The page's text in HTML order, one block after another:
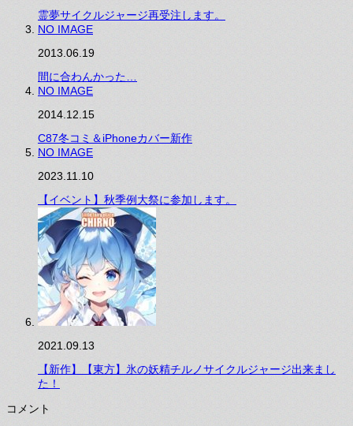
霊夢サイクルジャージ再受注します。
NO IMAGE
2013.06.19
間に合わんかった…
NO IMAGE
2014.12.15
C87冬コミ＆iPhoneカバー新作
NO IMAGE
2023.11.10
【イベント】秋季例大祭に参加します。
2021.09.13
【新作】【東方】氷の妖精チルノサイクルジャージ出来まし
た！
コメント